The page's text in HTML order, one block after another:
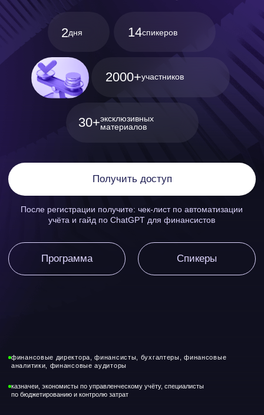
Спикеры
Получить доступ
После регистрации получите: чек-лист по автоматизации
учёта и гайд по ChatGPT для финансистов
Для тех,кто работает
с финансами
и развивает бизнес
применения ИИ для анализа данных,
прогнозирования и поддержки
финансовые директора, финансисты, бухгалтеры, финансовые
аналитики, финансовые аудиторы
казначеи, экономисты по управленческому учёту, специалисты
по бюджетированию и контролю затрат